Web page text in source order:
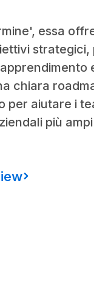
essa
chiara
aiutare i
più